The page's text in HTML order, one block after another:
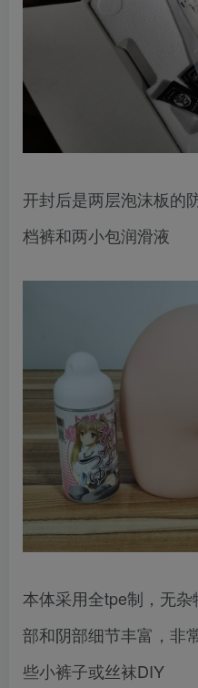
开封后是两层泡沫板的
档裤和两小包润滑液
本体采用全tpe制，无
部和阴部细节丰富，非
些小裤子或丝袜DIY